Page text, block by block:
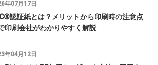
年07月17日
認証紙とは？メリットから印刷時の注意点
印刷会社がわかりやすく解説
年04月12日